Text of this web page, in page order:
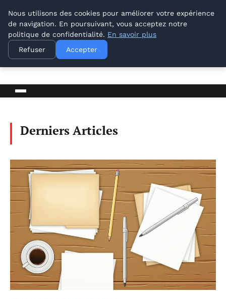
Lyon Photos
Derniers Articles
Nous utilisons des cookies pour améliorer votre expérience
de navigation. En poursuivant, vous acceptez notre
politique de confidentialité. En savoir plus
Refuser
Accepter